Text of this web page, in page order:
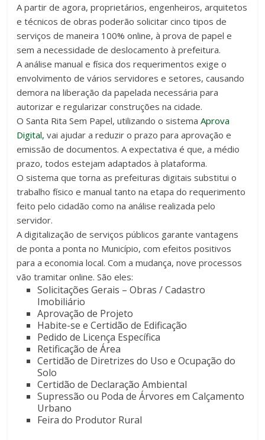
A partir de agora, proprietários, engenheiros, arquitetos
e técnicos de obras poderão solicitar cinco tipos de
serviços de maneira 100% online, à prova de papel e
sem a necessidade de deslocamento à prefeitura.
A análise manual e física dos requerimentos exige o
envolvimento de vários servidores e setores, causando
demora na liberação da papelada necessária para
autorizar e regularizar construções na cidade.
O Santa Rita Sem Papel, utilizando o sistemaAprova
Digital, vai ajudar a reduzir o prazo para aprovação e
emissão de documentos. A expectativa é que, a médio
prazo, todos estejam adaptados à plataforma.
O sistema que torna as prefeituras digitais substitui o
trabalho físico e manual tanto na etapa do requerimento
feito pelo cidadão como na análise realizada pelo
servidor.
A digitalização de serviços públicos garante vantagens
de ponta a ponta no Município, com efeitos positivos
para a economia local. Com a mudança, nove processos
vão tramitar online. São eles:
Solicitações Gerais – Obras / Cadastro
Imobiliário
Aprovação de Projeto
Habite-se e Certidão de Edificação
Pedido de Licença Específica
Retificação de Área
Certidão de Diretrizes do Uso e Ocupação do
Solo
Certidão de Declaração Ambiental
Supressão ou Poda de Árvores em Calçamento
Urbano
Feira do Produtor Rural